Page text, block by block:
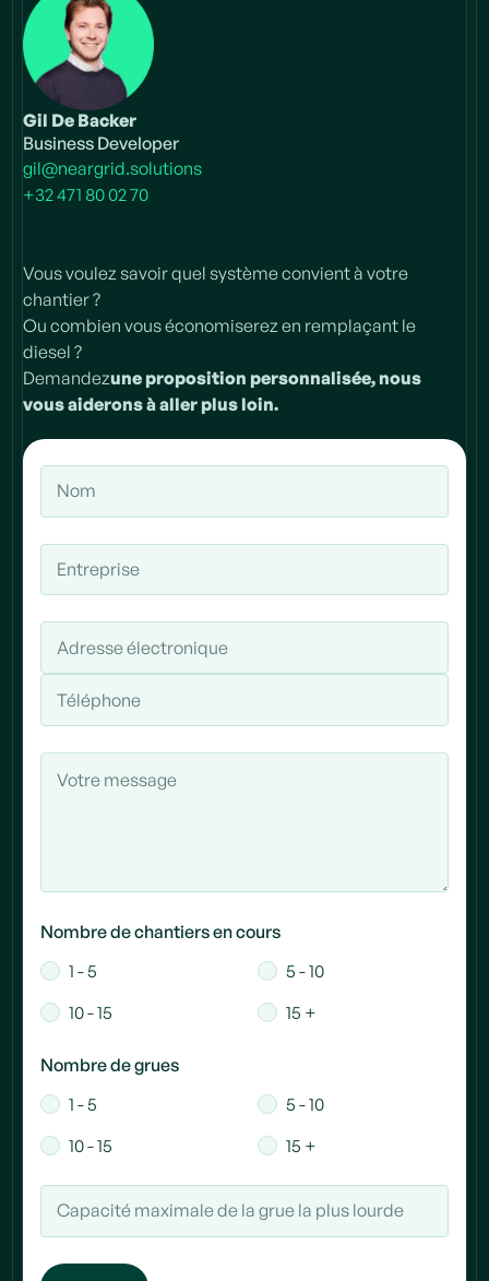
Gil De Backer
Business Developer
gil@neargrid.solutions
+32 471 80 02 70
Vous voulez savoir quel système convient à votre
chantier ?
Ou combien vous économiserez en remplaçant le
diesel ?
‍Demandezune proposition personnalisée, nous
vous aiderons à aller plus loin.
Nombre de chantiers en cours
1 - 5
5 - 10
10 - 15
15 +
Nombre de grues
1 - 5
5 - 10
10 - 15
15 +